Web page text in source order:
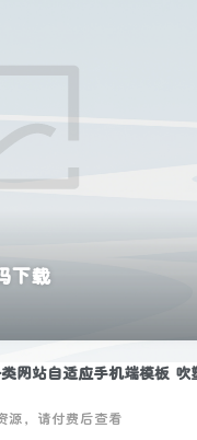
下载
网站自适应手机端模板
源，请付费后查看